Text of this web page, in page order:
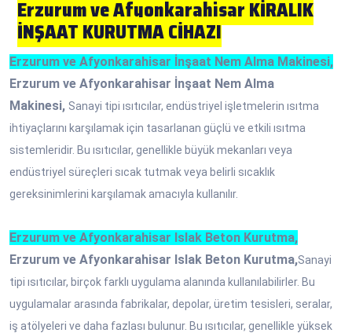
Erzurum ve Afyonkarahisar KİRALIK
İNŞAAT KURUTMA CİHAZI
Erzurum ve Afyonkarahisar İnşaat Nem Alma Makinesi,
Erzurum ve Afyonkarahisar İnşaat Nem Alma
Makinesi, Sanayi tipi ısıtıcılar, endüstriyel işletmelerin ısıtma
ihtiyaçlarını karşılamak için tasarlanan güçlü ve etkili ısıtma
sistemleridir. Bu ısıtıcılar, genellikle büyük mekanları veya
endüstriyel süreçleri sıcak tutmak veya belirli sıcaklık
gereksinimlerini karşılamak amacıyla kullanılır.
Erzurum ve Afyonkarahisar Islak Beton Kurutma,
Erzurum ve Afyonkarahisar Islak Beton Kurutma,Sanayi
tipi ısıtıcılar, birçok farklı uygulama alanında kullanılabilirler. Bu
uygulamalar arasında fabrikalar, depolar, üretim tesisleri, seralar,
iş atölyeleri ve daha fazlası bulunur. Bu ısıtıcılar, genellikle yüksek